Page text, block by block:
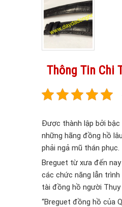
Thông Tin Chi
Được thành lập bởi
những hãng đồng hồ
phải ngả mũ thán phục.
Breguet từ xưa đến
các chức năng lẫn
tài đồng hồ người Thụy
“Breguet đồng hồ của